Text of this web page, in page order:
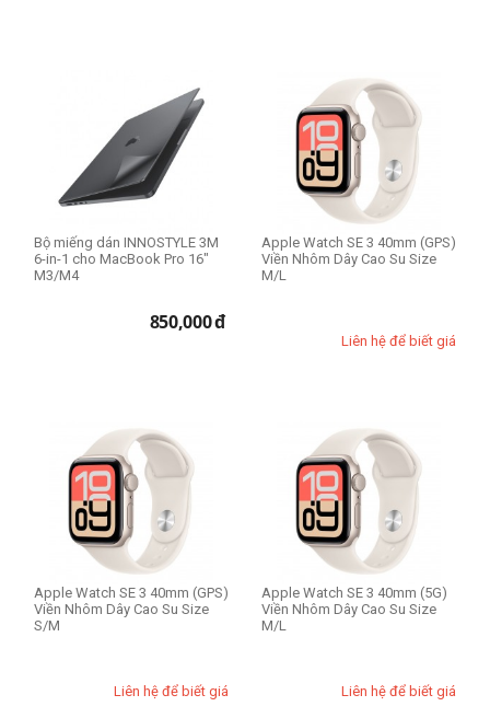
Bộ miếng dán INNOSTYLE 3M
6-in-1 cho MacBook Pro 16"
M3/M4
850,000đ
Apple Watch SE 3 40mm (GPS)
Viền Nhôm Dây Cao Su Size
M/L
Liên hệ để biết giá
Apple Watch SE 3 40mm (GPS)
Viền Nhôm Dây Cao Su Size
S/M
Liên hệ để biết giá
Apple Watch SE 3 40mm (5G)
Viền Nhôm Dây Cao Su Size
M/L
Liên hệ để biết giá